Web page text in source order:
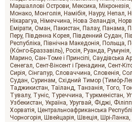
Маршаллові Острови
Мексика Мікронезія
Монако Монголія Намібія Науру Непал
Нікарагуа
Німеччина Нова Зеландія
Емірати Оман Пакистан Палау Панама
Перу Південна Корея Південний Судан
Республіка
Північна Македонія Польща
(Ко́нго-Браззавіль)
Росія Руанда Румунія
Марино Сан-Томе і Принсіпі Саудівська
Сенегал Сент-Вінсент і Гренадини Сент-
Сирія Сінгапур Словаччина Словенія
Судан Суринам Східний Тимор (Тимо́р-
Таджикистан Таїланд Танзанія Того
Тувалу Туніс Туреччина Туркменістан
Узбекистан Україна Уругвай Фіджі
Хорватія
Центральноафриканська
Чорногорія
Швейцарія Швеція Шрі-Ланка